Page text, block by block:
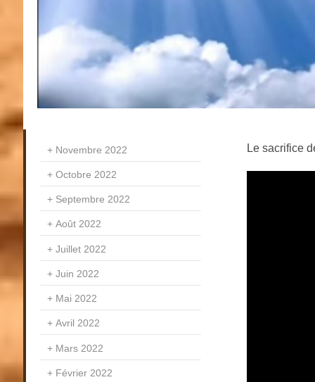
Le sacrifice
Novembre 2022
Octobre 2022
Septembre 2022
Août 2022
Juillet 2022
Juin 2022
Mai 2022
Avril 2022
Mars 2022
Février 2022